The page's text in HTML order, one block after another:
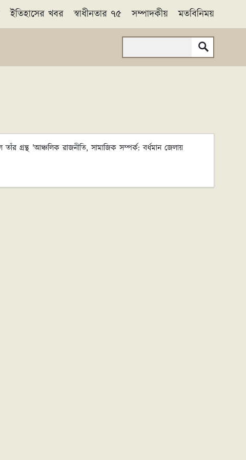
ইতিহাসের খবর স্বাধীনতার ৭৫ সম্পাদকীয় মতবিনিময়
গ্রন্থ 'আঞ্চলিক রাজনীতি, সামাজিক সম্পর্ক: বর্ধমান জেলায়